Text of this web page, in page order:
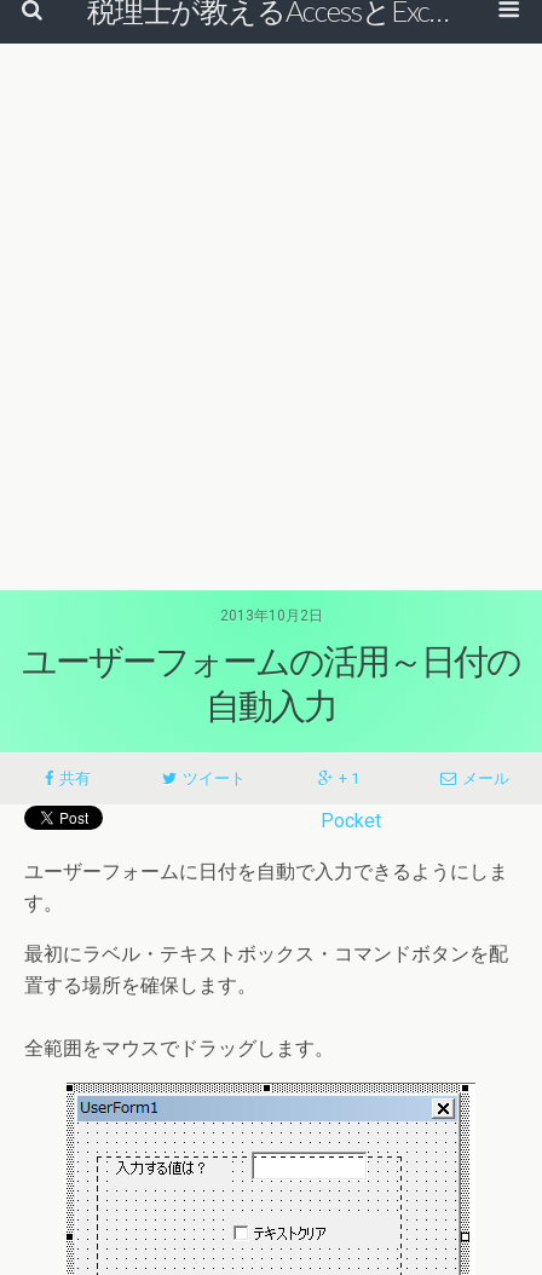
税理士が教えるAccessとExcelで経理の仕事を効率的にする方法
2013年10月2日
ユーザーフォームの活用～日付の
自動入力
共有 ツイート + 1 メール
Pocket
ユーザーフォームに日付を自動で入力できるようにしま
す。
最初にラベル・テキストボックス・コマンドボタンを配
置する場所を確保します。
全範囲をマウスでドラッグします。